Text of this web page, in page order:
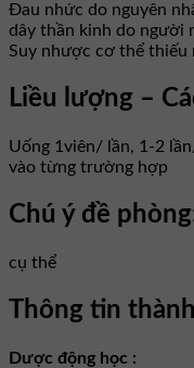
Đau nhức do nguyên
dây thần kinh do người
Suy nhược cơ thể thiếu
Liều lượng –
Uống 1viên/ lần, 1-2
vào từng trường hợp
Chú ý đề
cụ thể
Thông tin
Dược động học :